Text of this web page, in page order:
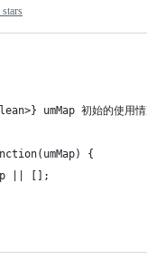
stars
umMap 初始的使用情
{
|| [];